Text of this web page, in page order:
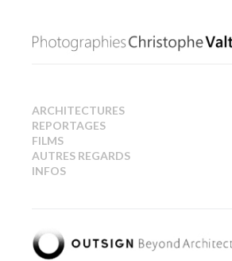
ARCHITECTURES
REPORTAGES
FILMS
AUTRES REGARDS
INFOS